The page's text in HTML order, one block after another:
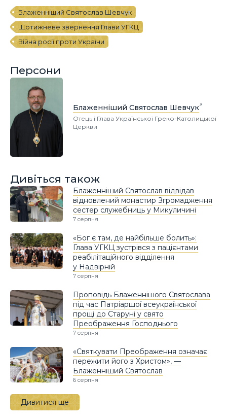
Блаженніший Святослав Шевчук
Щотижневе звернення Глави УГКЦ
Війна росії проти України
Персони
Блаженніший Святослав Шевчук
Отець і Глава Української Греко-Католицької
Церкви
Дивіться також
Блаженніший Святослав відвідав
відновлений монастир Згромадження
сестер служебниць у Микуличині
7 серпня
«Бог є там, де найбільше болить»:
Глава УГКЦ зустрівся з пацієнтами
реабілітаційного відділення
у Надвірній
7 серпня
Проповідь Блаженнішого Святослава
під час Патріаршої всеукраїнської
прощі до Старуні у свято
Преображення Господнього
7 серпня
«Святкувати Преображення означає
пережити його з Христом», —
Блаженніший Святослав
6 серпня
Дивитися ще